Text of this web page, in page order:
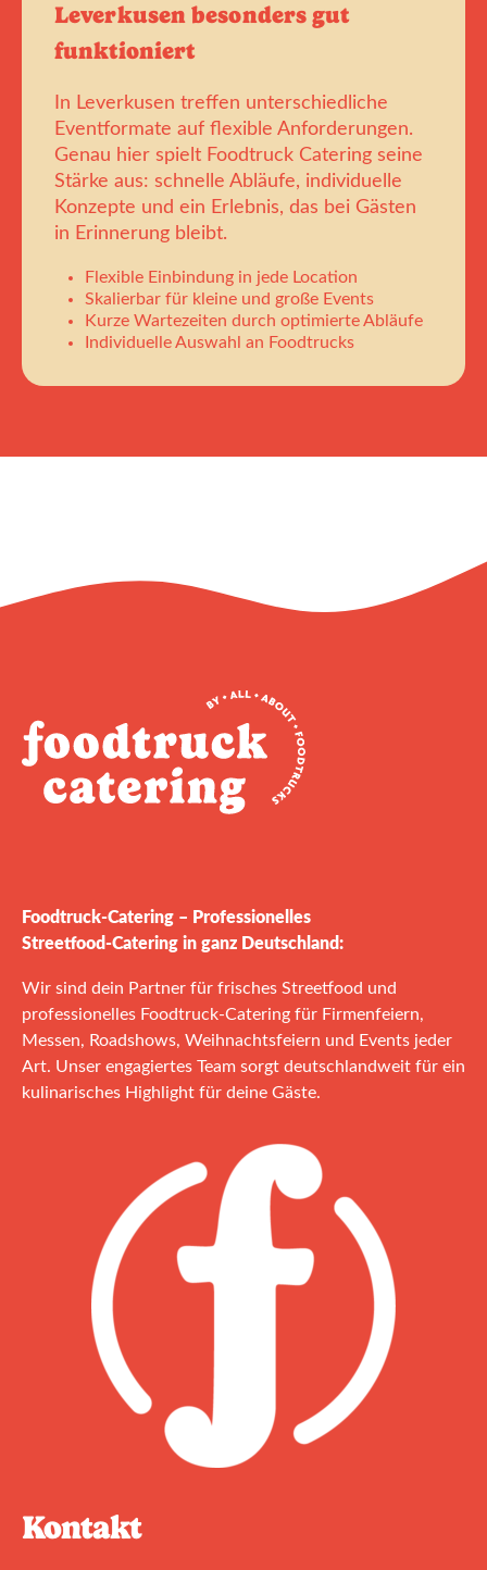
Leverkusen besonders gut
funktioniert
In Leverkusen treffen unterschiedliche
Eventformate auf flexible Anforderungen.
Genau hier spielt Foodtruck Catering seine
Stärke aus: schnelle Abläufe, individuelle
Konzepte und ein Erlebnis, das bei Gästen
in Erinnerung bleibt.
Flexible Einbindung in jede Location
Skalierbar für kleine und große Events
Kurze Wartezeiten durch optimierte Abläufe
Individuelle Auswahl an Foodtrucks
Foodtruck‑Catering – Professionelles
Streetfood‑Catering in ganz Deutschland:
Wir sind dein Partner für frisches Streetfood und
professionelles Foodtruck‑Catering für Firmenfeiern,
Messen, Roadshows, Weihnachtsfeiern und Events jeder
Art. Unser engagiertes Team sorgt deutschlandweit für ein
kulinarisches Highlight für deine Gäste.
Kontakt